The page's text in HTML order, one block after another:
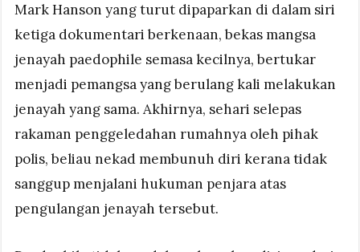
Mark Hanson yang turut dipaparkan di dalam siri
ketiga dokumentari berkenaan, bekas mangsa
jenayah paedophile semasa kecilnya, bertukar
menjadi pemangsa yang berulang kali melakukan
jenayah yang sama. Akhirnya, sehari selepas
rakaman penggeledahan rumahnya oleh pihak
polis, beliau nekad membunuh diri kerana tidak
sanggup menjalani hukuman penjara atas
pengulangan jenayah tersebut.